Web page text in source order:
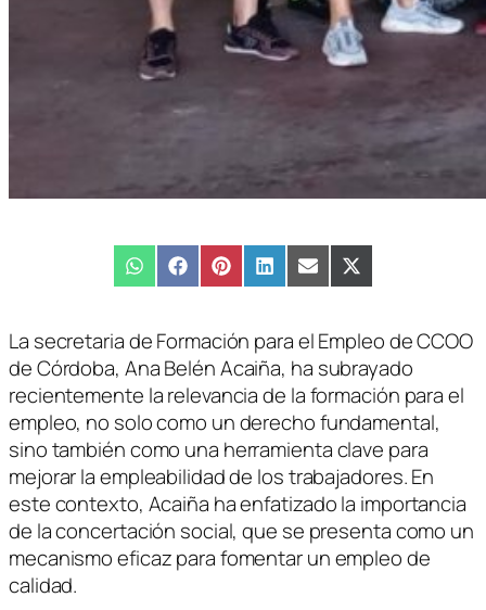
Compartir
en
WhatsAppCompartir
en
FacebookCompartir
en
PinterestCompartir
en
LinkedInCompartir
en
EmailCompartir
en
X
(Twitter)
La secretaria de Formación para el Empleo de CCOO
de Córdoba, Ana Belén Acaiña, ha subrayado
recientemente la relevancia de la formación para el
empleo, no solo como un derecho fundamental,
sino también como una herramienta clave para
mejorar la empleabilidad de los trabajadores. En
este contexto, Acaiña ha enfatizado la importancia
de la concertación social, que se presenta como un
mecanismo eficaz para fomentar un empleo de
calidad.